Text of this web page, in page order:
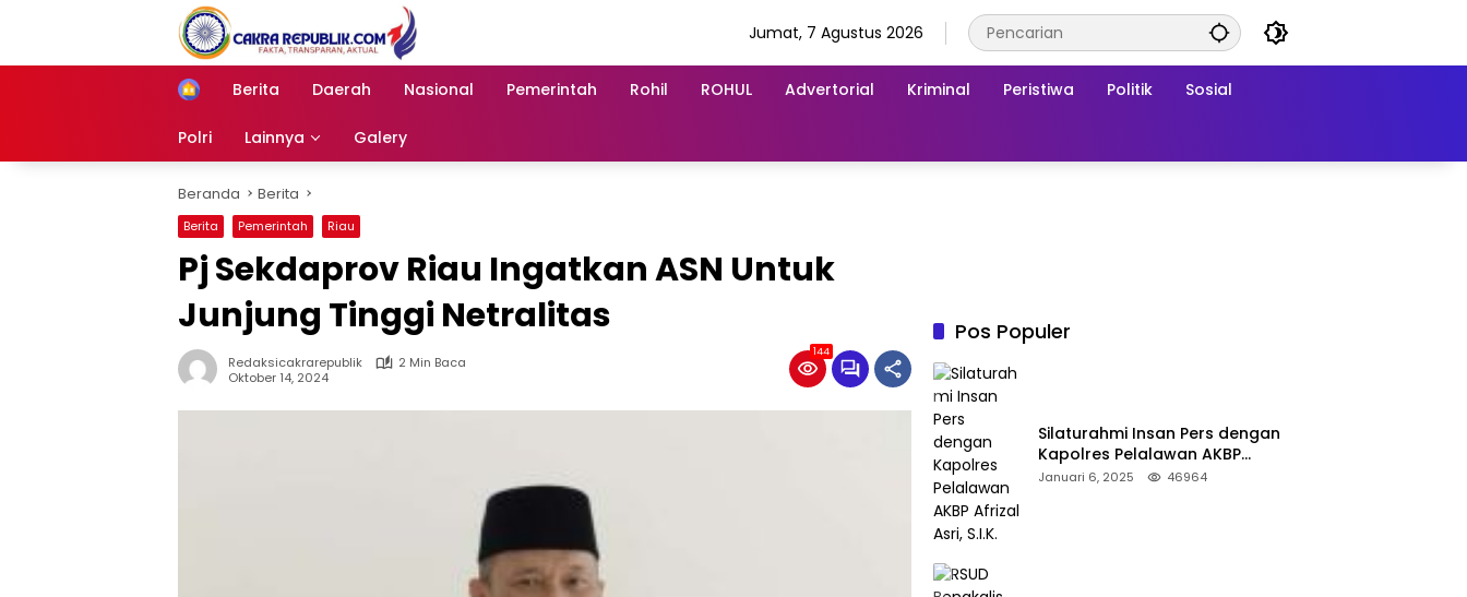
Jumat, 7 Agustus 2026
Berita Daerah Nasional Pemerintah Rohil ROHUL Advertorial Kriminal Peristiwa Politik Sosial
Polri Lainnya Galery
Beranda Berita
Berita Pemerintah Riau
Pj Sekdaprov Riau Ingatkan ASN Untuk
Junjung Tinggi Netralitas
Redaksicakrarepublik
2 Min Baca
Oktober 14, 2024
144
Pos Populer
Silaturahmi Insan Pers dengan
Kapolres Pelalawan AKBP
Afrizal Asri, S.I.K.
Januari 6, 2025 46964